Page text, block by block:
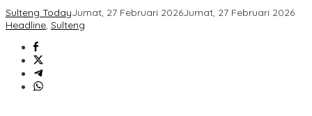
Sulteng TodayJumat, 27 Februari 2026Jumat, 27 Februari 2026
Headline, Sulteng